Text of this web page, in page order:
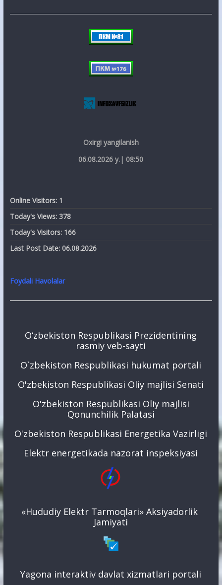
Oxirgi yangilanish
06.08.2026 y.| 08:50
Online Visitors: 1
Today's Views: 378
Today's Visitors: 166
Last Post Date: 06.08.2026
Foydali Havolalar
O‘zbekiston Respublikasi Prezidentining
rasmiy veb-sayti
O`zbekiston Respublikasi hukumat portali
O'zbekiston Respublikasi Oliy majlisi Senati
O'zbekiston Respublikasi Oliy majlisi
Qonunchilik Palatasi
O'zbekiston Respublikasi Energetika Vazirligi
Elektr energetikada nazorat inspeksiyasi
«Hududiy Elektr Tarmoqlari» Aksiyadorlik
Jamiyati
Yagona interaktiv davlat xizmatlari portali